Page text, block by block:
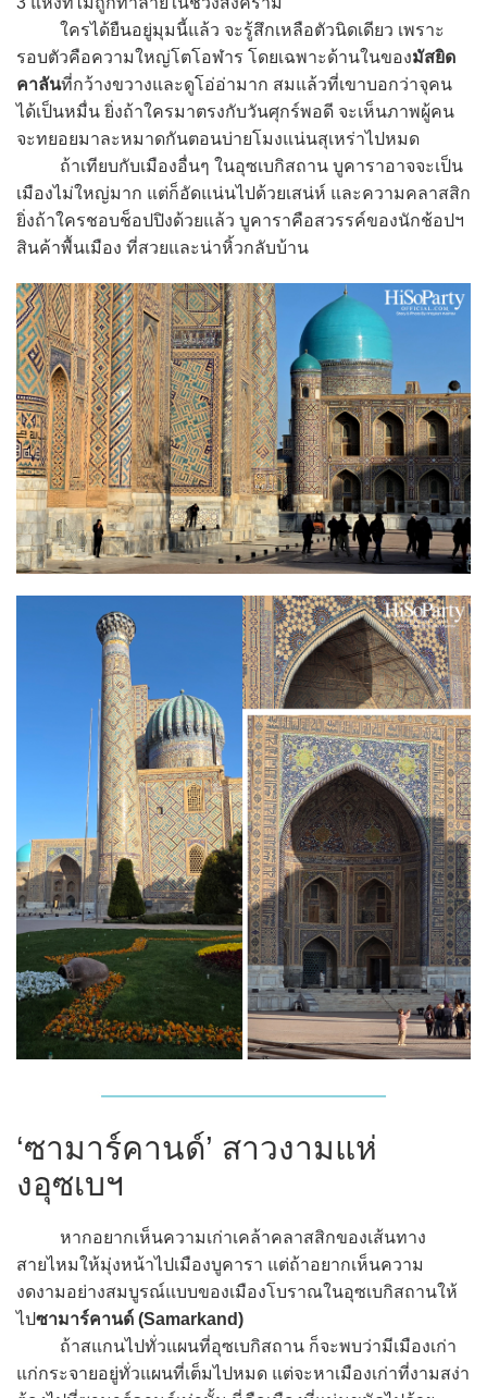
ใครได้ยืนอยู่มุมนี้แล้ว จะรู้สึกเหลือตัวนิดเดียว เพราะ
รอบตัวคือความใหญ่โตโอฬาร โดยเฉพาะด้านในของมัสยิด
คาลันที่กว้างขวางและดูโอ่อ่ามาก สมแล้วที่เขาบอกว่าจุคน
ได้เป็นหมื่น ยิ่งถ้าใครมาตรงกับวันศุกร์พอดี จะเห็นภาพผู้คน
จะทยอยมาละหมาดกันตอนบ่ายโมงแน่นสุเหร่าไปหมด
ถ้าเทียบกับเมืองอื่นๆ ในอุซเบกิสถาน บูคาราอาจจะเป็น
เมืองไม่ใหญ่มาก แต่ก็อัดแน่นไปด้วยเสน่ห์ และความคลาสสิก
ยิ่งถ้าใครชอบช็อปปิงด้วยแล้ว บูคาราคือสวรรค์ของนักช้อปฯ
สินค้าพื้นเมือง ที่สวยและน่าหิ้วกลับบ้าน
‘ซามาร์คานด์’ สาวงามแห่
งอุซเบฯ
หากอยากเห็นความเก่าเคล้าคลาสสิกของเส้นทาง
สายไหมให้มุ่งหน้าไปเมืองบูคารา แต่ถ้าอยากเห็นความ
งดงามอย่างสมบูรณ์แบบของเมืองโบราณในอุซเบกิสถานให้
ไปซามาร์คานด์ (Samarkand)
ถ้าสแกนไปทั่วแผนที่อุซเบกิสถาน ก็จะพบว่ามีเมืองเก่า
แก่กระจายอยู่ทั่วแผนที่เต็มไปหมด แต่จะหาเมืองเก่าที่งามสง่า